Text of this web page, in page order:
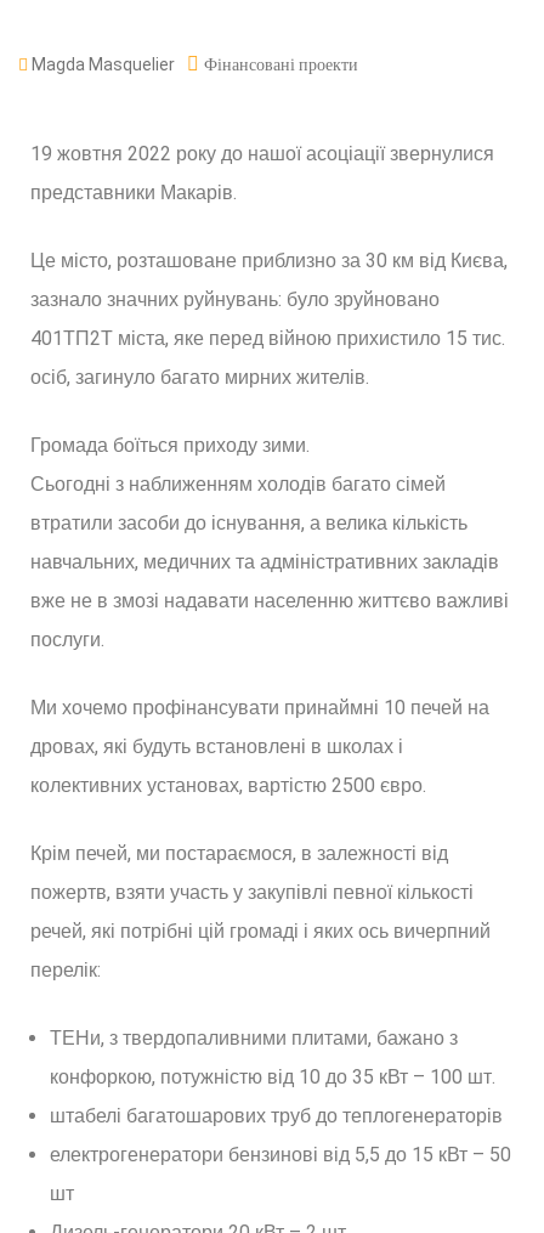
Magda Masquelier Фінансовані проекти
19 жовтня 2022 року до нашої асоціації звернулися
представники Макарів.
Це місто, розташоване приблизно за 30 км від Києва,
зазнало значних руйнувань: було зруйновано
401ТП2Т міста, яке перед війною прихистило 15 тис.
осіб, загинуло багато мирних жителів.
Громада боїться приходу зими.
Сьогодні з наближенням холодів багато сімей
втратили засоби до існування, а велика кількість
навчальних, медичних та адміністративних закладів
вже не в змозі надавати населенню життєво важливі
послуги.
Ми хочемо профінансувати принаймні 10 печей на
дровах, які будуть встановлені в школах і
колективних установах, вартістю 2500 євро.
Крім печей, ми постараємося, в залежності від
пожертв, взяти участь у закупівлі певної кількості
речей, які потрібні цій громаді і яких ось вичерпний
перелік:
ТЕНи, з твердопаливними плитами, бажано з
конфоркою, потужністю від 10 до 35 кВт – 100 шт.
штабелі багатошарових труб до теплогенераторів
електрогенератори бензинові від 5,5 до 15 кВт – 50
шт